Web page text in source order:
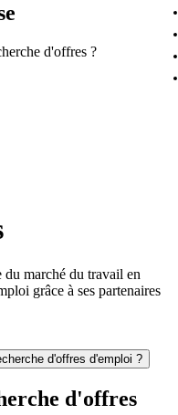
d'offres ?
du marché du travail en
grâce à ses partenaires
d'offres d'emploi ?
d'offres